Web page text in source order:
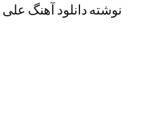
نوشته دانلود آهنگ علی ملکی بنام ساعت 10